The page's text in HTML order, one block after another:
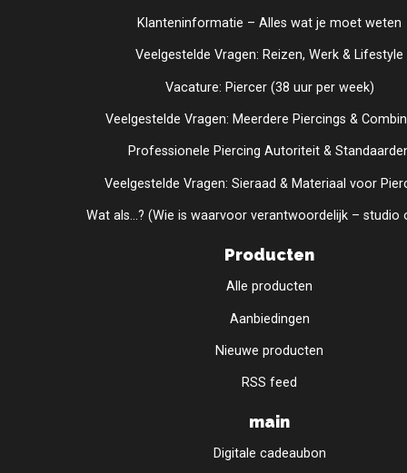
Klanteninformatie – Alles wat je moet weten
Veelgestelde Vragen: Reizen, Werk & Lifestyle
Vacature: Piercer (38 uur per week)
Veelgestelde Vragen: Meerdere Piercings &
Professionele Piercing Autoriteit &
Veelgestelde Vragen: Sieraad & Materiaal voor
Wat als...? (Wie is waarvoor verantwoordelijk – studio
Producten
Alle producten
Aanbiedingen
Nieuwe producten
RSS feed
main
Digitale cadeaubon